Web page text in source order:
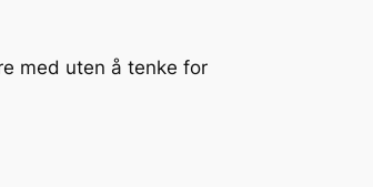
med uten å tenke for